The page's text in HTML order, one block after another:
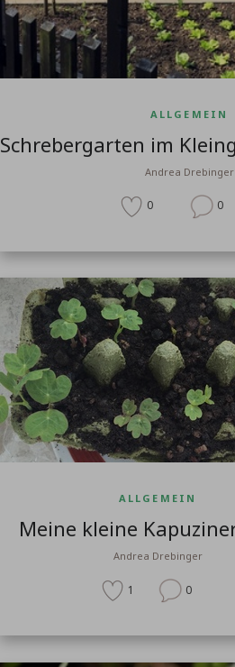
ALLGEMEIN
Schrebergarten im
Andrea Drebinger
0 0
ALLGEMEIN
Meine kleine
Andrea Drebinger
1 0